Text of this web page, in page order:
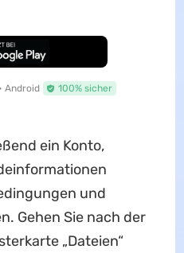
Download
Android 100% sicher
ein Konto,
und
Gehen Sie nach der
„Dateien“